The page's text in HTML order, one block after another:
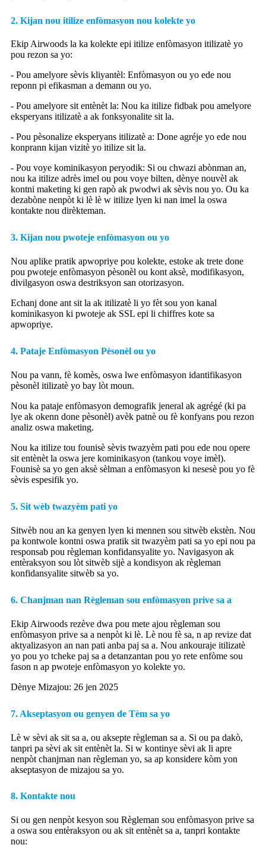
2. Kijan nou itilize enfòmasyon nou kolekte yo
Ekip Airwoods la ka kolekte epi itilize enfòmasyon itilizatè yo
pou rezon sa yo:
- Pou amelyore sèvis kliyantèl: Enfòmasyon ou yo ede nou
reponn pi efikasman a demann ou yo.
- Pou amelyore sit entènèt la: Nou ka itilize fidbak pou amelyore
eksperyans itilizatè a ak fonksyonalite sit la.
- Pou pèsonalize eksperyans itilizatè a: Done agréje yo ede nou
konprann kijan vizitè yo itilize sit la.
- Pou voye kominikasyon peryodik: Si ou chwazi abònman an,
nou ka itilize adrès imel ou pou voye bilten, dènye nouvèl ak
kontni maketing ki gen rapò ak pwodwi ak sèvis nou yo. Ou ka
dezabòne nenpòt ki lè lè w itilize lyen ki nan imel la oswa
kontakte nou dirèkteman.
3. Kijan nou pwoteje enfòmasyon ou yo
Nou aplike pratik apwopriye pou kolekte, estoke ak trete done
pou pwoteje enfòmasyon pèsonèl ou kont aksè, modifikasyon,
divilgasyon oswa destriksyon san otorizasyon.
Echanj done ant sit la ak itilizatè li yo fèt sou yon kanal
kominikasyon ki pwoteje ak SSL epi li chiffres kote sa
apwopriye.
4. Pataje Enfòmasyon Pèsonèl ou yo
Nou pa vann, fè komès, oswa lwe enfòmasyon idantifikasyon
pèsonèl itilizatè yo bay lòt moun.
Nou ka pataje enfòmasyon demografik jeneral ak agrégé (ki pa
lye ak okenn done pèsonèl) avèk patnè ou fè konfyans pou rezon
analiz oswa maketing.
Nou ka itilize tou founisè sèvis twazyèm pati pou ede nou opere
sit entènèt la oswa jere kominikasyon (tankou voye imèl).
Founisè sa yo gen aksè sèlman a enfòmasyon ki nesesè pou yo fè
sèvis espesifik yo.
5. Sit wèb twazyèm pati yo
Sitwèb nou an ka genyen lyen ki mennen sou sitwèb ekstèn. Nou
pa kontwole kontni oswa pratik sit twazyèm pati sa yo epi nou pa
responsab pou règleman konfidansyalite yo. Navigasyon ak
entèraksyon sou lòt sitwèb sijè a kondisyon ak règleman
konfidansyalite sitwèb sa yo.
6. Chanjman nan Règleman sou enfòmasyon prive sa a
Ekip Airwoods rezève dwa pou mete ajou règleman sou
enfòmasyon prive sa a nenpòt ki lè. Lè nou fè sa, n ap revize dat
aktyalizasyon an nan pati anba paj sa a. Nou ankouraje itilizatè
yo pou yo tcheke paj sa a detanzantan pou yo rete enfòme sou
fason n ap pwoteje enfòmasyon yo kolekte yo.
Dènye Mizajou: 26 jen 2025
7. Akseptasyon ou genyen de Tèm sa yo
Lè w sèvi ak sit sa a, ou aksepte règleman sa a. Si ou pa dakò,
tanpri pa sèvi ak sit entènèt la. Si w kontinye sèvi ak li apre
nenpòt chanjman nan règleman yo, sa ap konsidere kòm yon
akseptasyon de mizajou sa yo.
8. Kontakte nou
Si ou gen nenpòt kesyon sou Règleman sou enfòmasyon prive sa
a oswa sou entèraksyon ou ak sit entènèt sa a, tanpri kontakte
nou: